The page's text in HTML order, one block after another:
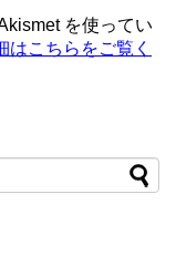
を使ってい
はこちらをご覧く